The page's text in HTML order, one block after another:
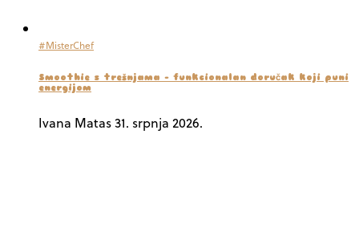
#MisterChef
Smoothie s trešnjama – funkcionalan doručak koji puni
energijom
Ivana Matas31. srpnja 2026.